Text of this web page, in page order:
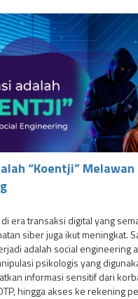
“Koentji” Melawan
di era transaksi digital yang
siber juga ikut meningkat.
adalah social engineering
psikologis yang
informasi sensitif dari
hingga akses ke rekening